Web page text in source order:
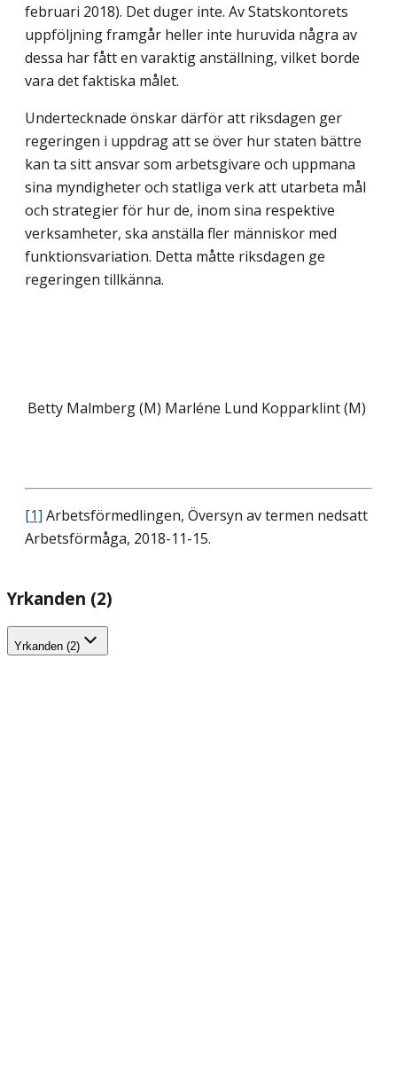
februari 2018). Det duger inte. Av Statskontorets
upp­följning framgår heller inte huruvida några av
dessa har fått en varaktig anställning, vilket borde
vara det faktiska målet.
Undertecknade önskar därför att riksdagen ger
regeringen i uppdrag att se över hur staten bättre
kan ta sitt ansvar som arbetsgivare och uppmana
sina myndigheter och statliga verk att utarbeta mål
och strategier för hur de, inom sina respektive
verksam­heter, ska anställa fler människor med
funktionsvariation. Detta måtte riksdagen ge
regeringen tillkänna.
Betty Malmberg (M) Marléne Lund Kopparklint (M)
[1] Arbetsförmedlingen, Översyn av termen nedsatt
Arbetsförmåga, 2018-11-15.
Yrkanden (2)
Yrkanden (2)